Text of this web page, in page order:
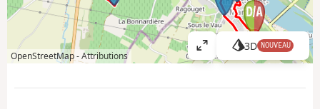
OpenStreetMap -Attributions
A
ff
3D NOUVEAU